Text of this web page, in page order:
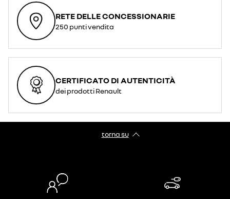
RETE DELLE CONCESSIONARIE
250 punti vendita
CERTIFICATO DI AUTENTICITÀ
dei prodotti Renault
torna su